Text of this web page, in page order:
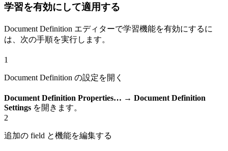
学習を有効にして適用する
Document Definition エディターで学習機能を有効にするに
は、次の手順を実行します。
1
Document Definition の設定を開く
Document Definition Properties… → Document Definition
Settings を開きます。
2
追加の field と機能を編集する